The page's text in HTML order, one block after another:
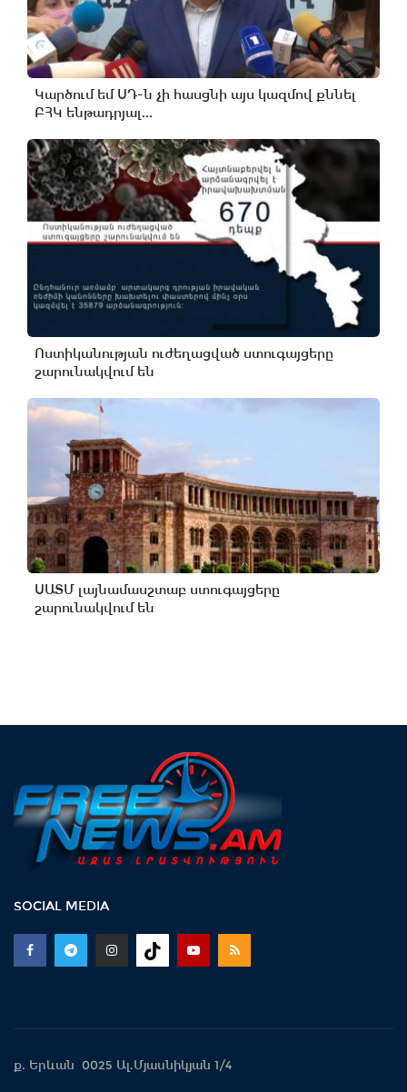
Կարծում եմ ՍԴ-ն չի հասցնի այս կազմով քննել
ԲՀԿ ենթադրյալ...
Ոստիկանության ուժեղացված ստուգայցերը
շարունակվում են
ՍԱՏՄ լայնամասշտաբ ստուգայցերը
շարունակվում են
SOCIAL MEDIA
ք. Երևան 0025 Ալ.Մյասնիկյան 1/4